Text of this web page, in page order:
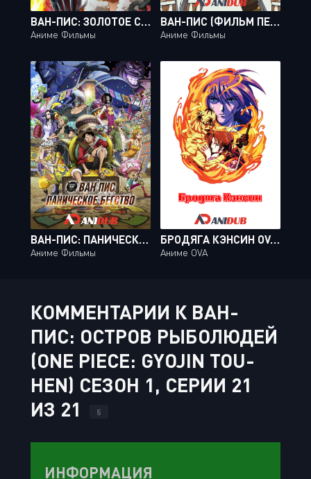
ВАН-ПИС: ЗОЛОТОЕ СЕРДЦЕ / ONE PIECE - HEART OF GOLD
Аниме Фильмы
ВАН-ПИС (ФИЛЬМ ПЕРВЫЙ) / ONE PIECE: THE GREAT GOLD PIRATE
Аниме Фильмы
ВАН-ПИС: ПАНИЧЕСКОЕ БЕГСТВО / ONE PIECE STAMPEDE
Аниме Фильмы
БРОДЯГА КЭНСИН OVA-3 / RUROUNI KENSHIN: SHIN KYOTO-HEN [2 ИЗ 2]
Аниме OVA
КОММЕНТАРИИ К ВАН-
ПИС: ОСТРОВ РЫБОЛЮДЕЙ
(ONE PIECE: GYOJIN TOU-
HEN) СЕЗОН 1, СЕРИИ 21
ИЗ 21
5
ИНФОРМАЦИЯ